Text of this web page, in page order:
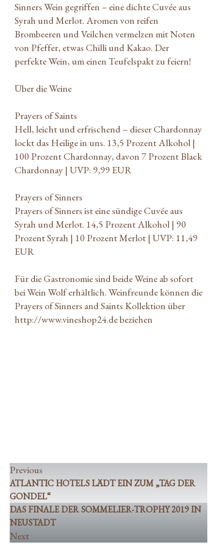
Sinners Wein gegriffen – eine dichte Cuvée aus
Syrah und Merlot. Aromen von reifen
Brombeeren und Veilchen vermelzen mit Noten
von Pfeffer, etwas Chilli und Kakao. Der
perfekte Wein, um einen Teufelspakt zu feiern!
Über die Weine
Prayers of Saints
Hell, leicht und erfrischend – dieser Chardonnay
lockt das Heilige in uns. 13,5 Prozent Alkohol |
100 Prozent Chardonnay, davon 7 Prozent Black
Chardonnay | UVP: 9,99 EUR
Prayers of Sinners
Prayers of Sinners ist eine sündige Cuvée aus
Syrah und Merlot. 14,5 Prozent Alkohol | 90
Prozent Syrah | 10 Prozent Merlot | UVP: 11,49
EUR
Für die Gastronomie sind beide Weine ab sofort
bei Wein Wolf erhältlich. Weinfreunde können die
Prayers of Sinners and Saints Kollektion über
http://www.vineshop24.debeziehen
Previous
ATLANTIC HOTELS LÄDT EIN ZUM „TAG DER
GONDEL“
DAS FINALE DER SOMMELIER-TROPHY 2019 IN
NEUSTADT
Next